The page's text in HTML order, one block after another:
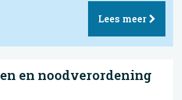
Lees meer
en noodverordening